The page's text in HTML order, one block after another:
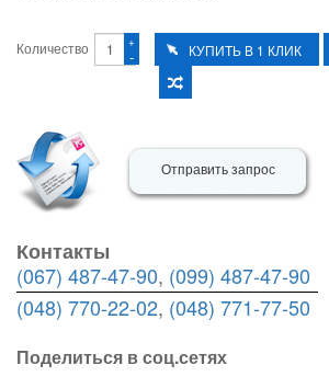
Количество -
+
Отправить запрос
Контакты
(067) 487-47-90, (099) 487-47-90
(048) 770-22-02, (048) 771-77-50
Поделиться в соц.сетях